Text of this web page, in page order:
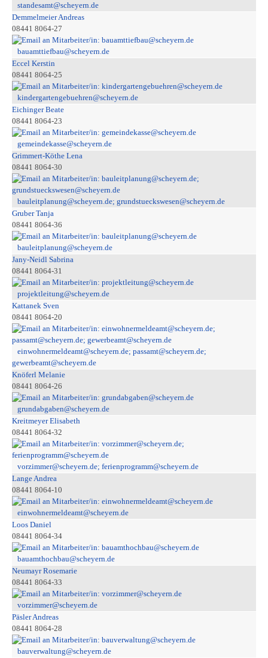
standesamt@scheyern.de
Demmelmeier Andreas
08441 8064-27
bauamttiefbau@scheyern.de
Eccel Kerstin
08441 8064-25
kindergartengebuehren@scheyern.de
Eichinger Beate
08441 8064-23
gemeindekasse@scheyern.de
Grimmert-Köthe Lena
08441 8064-30
bauleitplanung@scheyern.de; grundstueckswesen@scheyern.de
Gruber Tanja
08441 8064-36
bauleitplanung@scheyern.de
Jany-Neidl Sabrina
08441 8064-31
projektleitung@scheyern.de
Kattanek Sven
08441 8064-20
einwohnermeldeamt@scheyern.de; passamt@scheyern.de;
gewerbeamt@scheyern.de
Knöferl Melanie
08441 8064-26
grundabgaben@scheyern.de
Kreitmeyer Elisabeth
08441 8064-32
vorzimmer@scheyern.de; ferienprogramm@scheyern.de
Lange Andrea
08441 8064-10
einwohnermeldeamt@scheyern.de
Loos Daniel
08441 8064-34
bauamthochbau@scheyern.de
Neumayr Rosemarie
08441 8064-33
vorzimmer@scheyern.de
Päsler Andreas
08441 8064-28
bauverwaltung@scheyern.de